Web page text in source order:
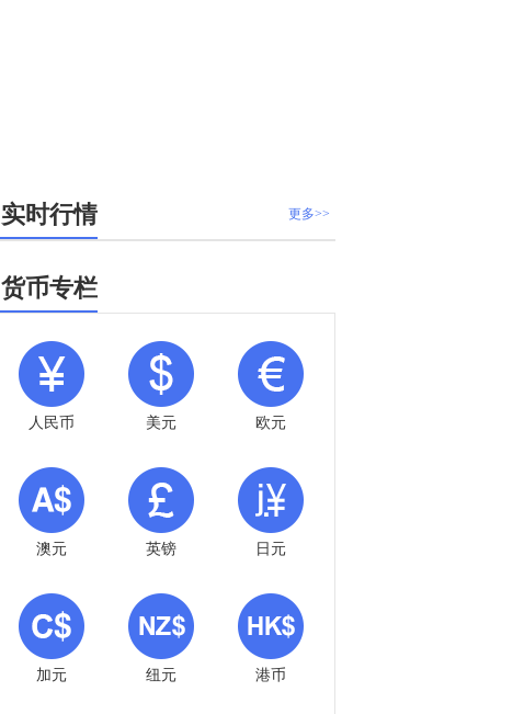
更多>>
实时行情
货币专栏
人民币 美元 欧元
澳元 英镑 日元
加元 纽元 港币